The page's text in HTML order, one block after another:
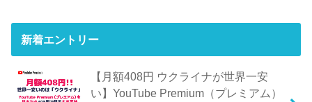
新着エントリー
【月額408円 ウクライナが世界一安
い】YouTube Premium（プレミアム）